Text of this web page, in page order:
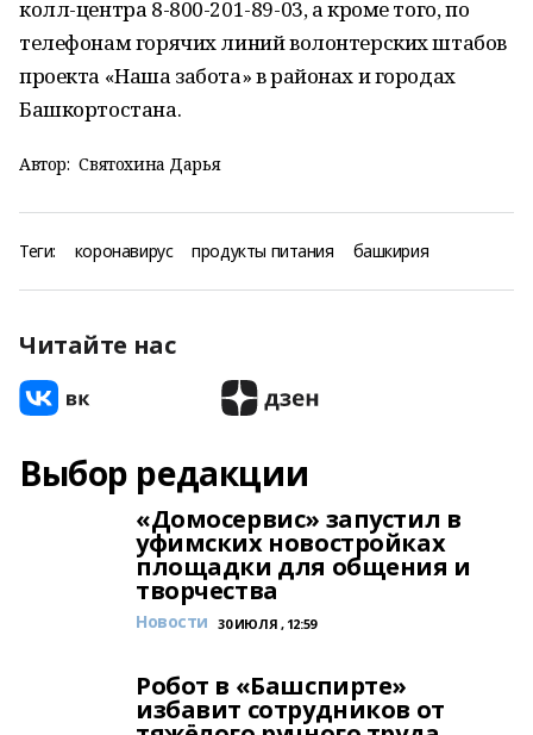
колл-центра 8-800-201-89-03, а кроме того, по
телефонам горячих линий волонтерских штабов
проекта «Наша забота» в районах и городах
Башкортостана.
Автор: Святохина Дарья
Теги: коронавирус продукты питания башкирия
Читайте нас
Выбор редакции
«Домосервис» запустил в
уфимских новостройках
площадки для общения и
творчества
Новости 30 ИЮЛЯ , 12:59
Робот в «Башспирте»
избавит сотрудников от